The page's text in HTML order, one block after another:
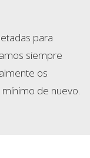
para
siempre
os
de nuevo.